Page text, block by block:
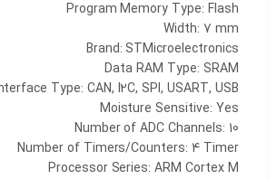
Program Memory Type: Flash
Width: 7 mm
Brand: STMicroelectronics
Data RAM Type: SRAM
Type: CAN, I2C, SPI, USART, USB
Moisture Sensitive: Yes
Number of ADC Channels: 10
Number of Timers/Counters: 4 Timer
Processor Series: ARM Cortex M